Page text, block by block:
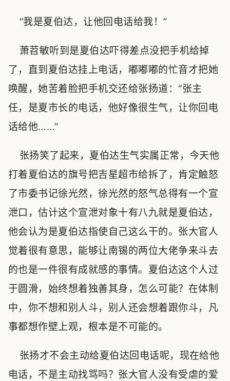
“我是夏伯达，让他回电话给我！”
萧苕敏听到是夏伯达吓得差点没把手机给掉
了，直到夏伯达挂上电话，嘟嘟嘟的忙音才把她
唤醒，她苦着脸把手机交还给张扬道：“张主
任，是夏市长的电话，他好像很生气，让你回电
话给他……”
张扬笑了起来，夏伯达生气实属正常，今天他
打着夏伯达的旗号把吉星超市给拆了，肯定触怒
了市委书记徐光然，徐光然的怒气总得有一个宣
泄口，估计这个宣泄对象十有八九就是夏伯达，
他会认为是夏伯达指使自己这么干的。张大官人
觉着很有意思，能够让南锡的两位大佬争来斗去
的也是一件很有成就感的事情。夏伯达这个人过
于圆滑，始终想着独善其身，怎么可能？在体制
中，你不想和别人斗，别人还会想着跟你斗，凡
事都想作壁上观，根本是不可能的。
张扬才不会主动给夏伯达回电话呢，现在给他
电话，不是主动找骂吗？张大官人没有受虐的爱